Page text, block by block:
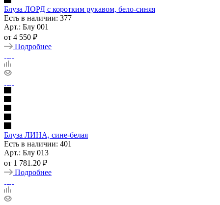
Блуза ЛОРД с коротким рукавом, бело-синяя
Есть в наличии: 377
Арт.: Блу 001
от 4 550 ₽
Подробнее
Блуза ЛИНА, сине-белая
Есть в наличии: 401
Арт.: Блу 013
от 1 781.20 ₽
Подробнее